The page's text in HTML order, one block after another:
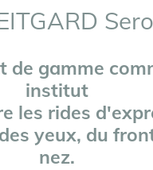
de gamme
institut
les rides
yeux, du
nez.